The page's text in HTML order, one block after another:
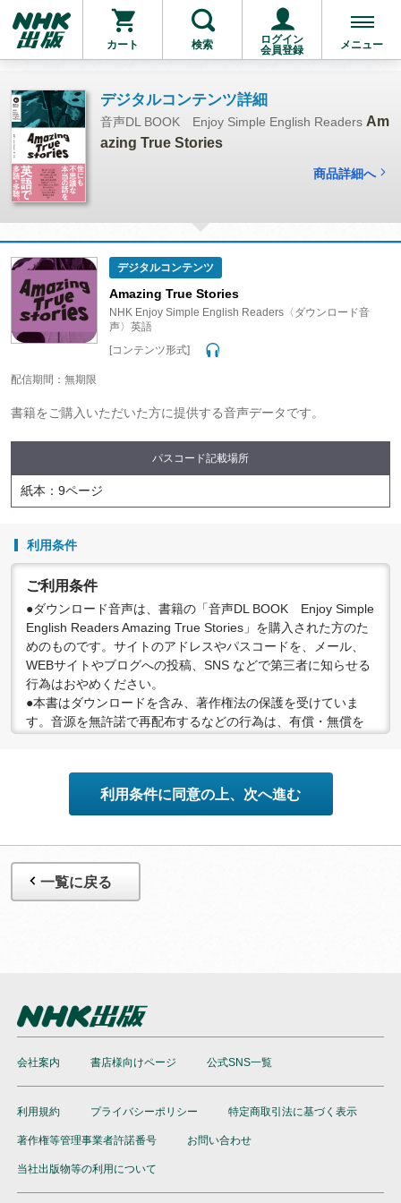
カート 検索
ログイン
会員登録
メニュー
デジタルコンテンツ詳細
音声DL BOOK Enjoy Simple English Readers Am
azing True Stories
商品詳細へ
デジタルコンテンツ
Amazing True Stories
NHK Enjoy Simple English Readers〈ダウンロード音
声〉英語
[コンテンツ形式]
配信期間：無期限
書籍をご購入いただいた方に提供する音声データです。
パスコード記載場所
紙本：9ページ
利用条件
ご利用条件
●ダウンロード音声は、書籍の「音声DL BOOK Enjoy Simple
English Readers Amazing True Stories」を購入された方のた
めのものです。サイトのアドレスやパスコードを、メール、
WEBサイトやブログへの投稿、SNS などで第三者に知らせる
行為はおやめください。
●本書はダウンロードを含み、著作権法の保護を受けていま
す。音源を無許諾で再配布するなどの行為は、有償・無償を
●配信の方法やコンテンツの中身については、事前の告知なく
変更する場合がありますので、あらかじめご了承ください。
利用条件に同意の上、次へ進む
一覧に戻る
会社案内 書店様向けページ 公式SNS一覧
利用規約 プライバシーポリシー 特定商取引法に基づく表示
著作権等管理事業者許諾番号 お問い合わせ
当社出版物等の利用について